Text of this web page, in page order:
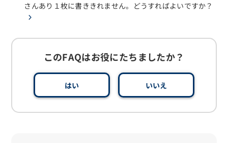
さんあり１枚に書ききれません。どうすればよいですか？
このFAQはお役にたちましたか？
はい いいえ